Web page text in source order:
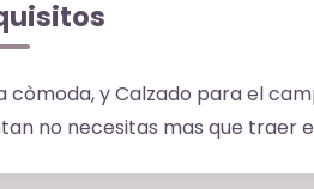
còmoda, y Calzado para el
no necesitas mas que traer